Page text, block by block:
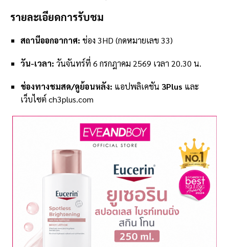
รายละเอียดการรับชม
สถานีออกอากาศ: ช่อง 3HD (กดหมายเลข 33)
วัน-เวลา: วันจันทร์ที่ 6 กรกฎาคม 2569 เวลา 20.30 น.
ช่องทางชมสด/ดูย้อนหลัง: แอปพลิเคชัน 3Plus และ
เว็บไซต์ ch3plus.com